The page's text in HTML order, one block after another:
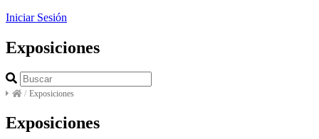
Iniciar Sesión
Exposiciones
/ Exposiciones
Exposiciones